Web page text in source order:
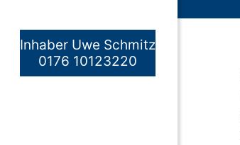
Inhaber Uwe Schmitz
0176 10123220